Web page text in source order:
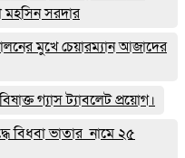
মহসিন সরদার
মুখে চেয়ারম্যান আজাদের
গ্যাস ট্যাবলেট প্রয়োগ।
বিধবা ভাতার নামে ২৫